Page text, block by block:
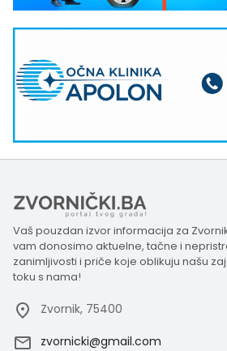
Vaš pouzdan izvor informacija za
vam donosimo aktuelne, tačne i
zanimljivosti i priče koje oblikuju našu
toku s nama!
Zvornik, 75400
zvornicki@gmail.com